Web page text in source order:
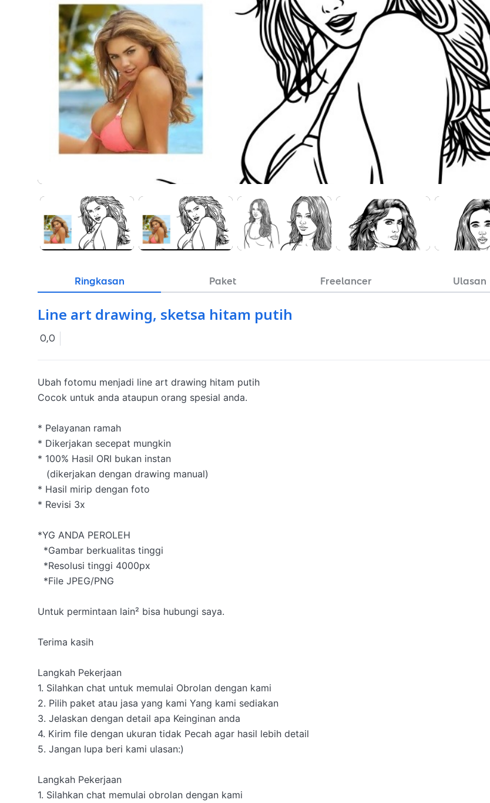
Ringkasan Paket Freelancer Ulasan
Line art drawing, sketsa hitam putih
0,0
Ubah fotomu menjadi line art drawing hitam putih
Cocok untuk anda ataupun orang spesial anda.
* Pelayanan ramah
* Dikerjakan secepat mungkin
* 100% Hasil ORI bukan instan
* Hasil mirip dengan foto
* Revisi 3x
*YG ANDA PEROLEH
Untuk permintaan lain² bisa hubungi saya.
Terima kasih
Langkah Pekerjaan
1. Silahkan chat untuk memulai Obrolan dengan kami
2. Pilih paket atau jasa yang kami Yang kami sediakan
3. Jelaskan dengan detail apa Keinginan anda
4. Kirim file dengan ukuran tidak Pecah agar hasil lebih detail
5. Jangan lupa beri kami ulasan:)
Langkah Pekerjaan
1. Silahkan chat memulai obrolan dengan kami